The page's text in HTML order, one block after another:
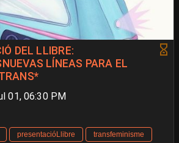
DEL LLIBRE:
LÍNEAS PARA EL
01, 06:30 PM
presentacióLlibre transfeminisme